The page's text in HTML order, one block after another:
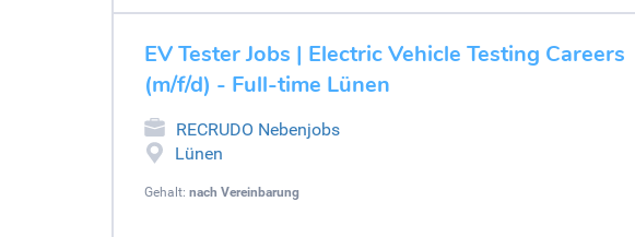
EV Tester Jobs | Electric Vehicle Testing Careers
(m/f/d) - Full-time Lünen
RECRUDO Nebenjobs
Lünen
Gehalt: nach Vereinbarung